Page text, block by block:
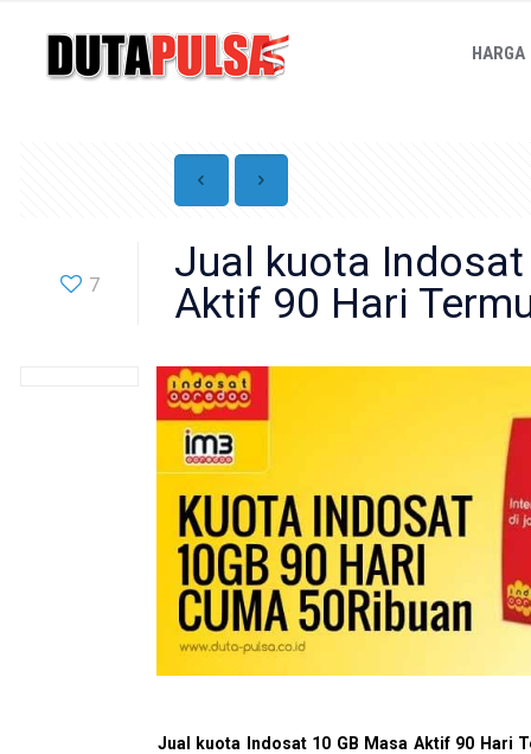
HARGA
7
Jual kuota
Aktif 90 Hari
Jual kuota Indosat 10 GB Masa Aktif 90 Hari